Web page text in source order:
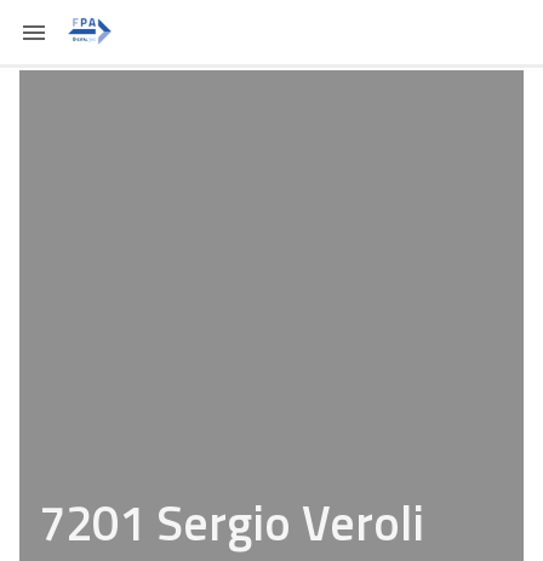
7201 Sergio Veroli